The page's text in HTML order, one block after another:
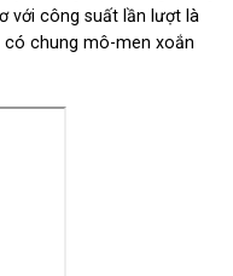
với công suất lần lượt là
có chung mô-men xoắn